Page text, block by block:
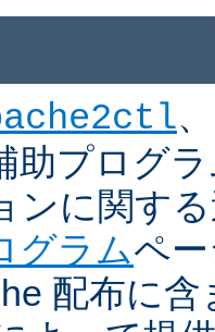
助プログ
ンに関す
グラムペ
配布に